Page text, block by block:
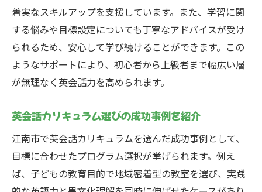
着実なスキルアップを支援しています。また、学習に関
する悩みや目標設定についても丁寧なアドバイスが受け
られるため、安心して学び続けることができます。この
ようなサポートにより、初心者から上級者まで幅広い層
が無理なく英会話力を高められます。
英会話カリキュラム選びの成功事例を紹介
江南市で英会話カリキュラムを選んだ成功事例として、
目標に合わせたプログラム選択が挙げられます。例え
ば、子どもの教育目的で地域密着型の教室を選び、実践